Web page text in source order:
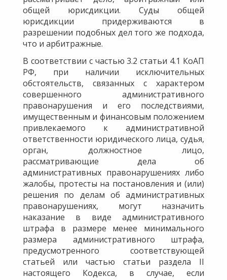
общей юрисдикции. Суды общей
юрисдикции придерживаются в
разрешении подобных дел того же подхода,
что и арбитражные.
В соответствии с частью 3.2 статьи 4.1 КоАП
РФ, при наличии исключительных
обстоятельств, связанных с характером
совершенного административного
правонарушения и его последствиями,
имущественным и финансовым положением
привлекаемого к административной
ответственности юридического лица, судья,
орган, должностное лицо,
рассматривающие дела об
административных правонарушениях либо
жалобы, протесты на постановления и (или)
решения по делам об административных
правонарушениях, могут назначить
наказание в виде административного
штрафа в размере менее минимального
размера административного штрафа,
предусмотренного соответствующей
статьей или частью статьи раздела II
настоящего Кодекса, в случае, если